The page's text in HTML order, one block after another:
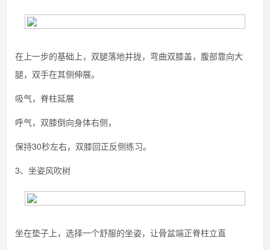
在上一步的基础上，双腿落地并拢，弯曲双膝盖，腹部靠向大
腿，双手在其侧伸展。
吸气，脊柱延展
呼气，双膝倒向身体右侧，
保持30秒左右，双膝回正反侧练习。
3、坐姿风吹树
坐在垫子上，选择一个舒服的坐姿，让骨盆端正脊柱立直